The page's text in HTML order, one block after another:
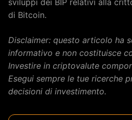
sviluppi dei BIP relativi alla
di Bitcoin.
Disclaimer: questo articolo ha
informativo e non costituisce
Investire in criptovalute
Esegui sempre le tue ricerche
decisioni di investimento.